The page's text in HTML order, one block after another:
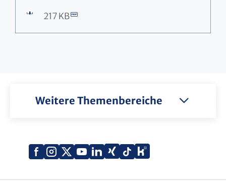
217 KB
Weitere Themenbereiche
Facebook
Instagram
X
YouTube
LinkedIn
Xing TiktokKununu